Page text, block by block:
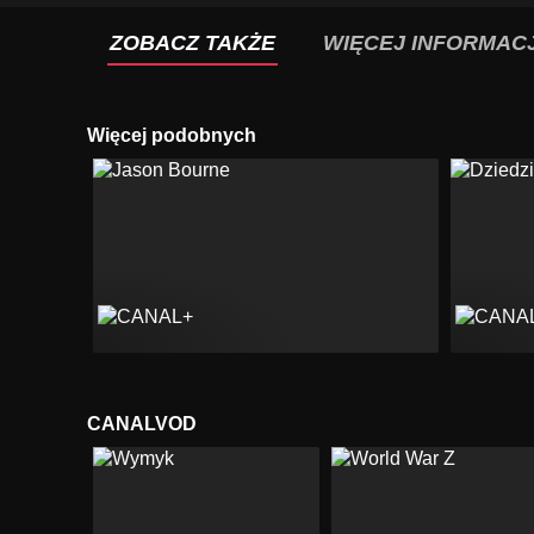
ZOBACZ TAKŻE WIĘCEJ
Więcej podobnych
CANALVOD